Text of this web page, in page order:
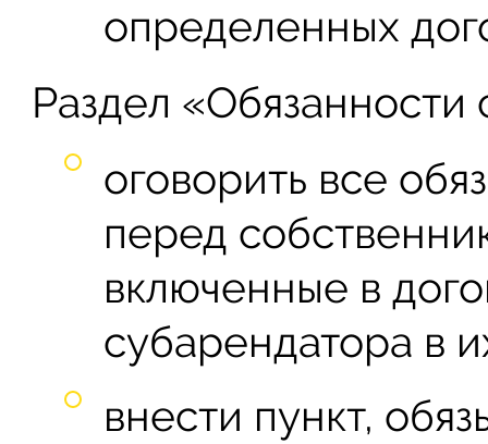
определенных
Раздел «Обязанности
оговорить все
перед
включенные в
субарендатора в
внести пункт,